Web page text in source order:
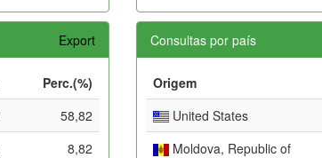
Export
Perc.(%)
58,82
8,82
Consultas por país
Origem
United States
Moldova, Republic of